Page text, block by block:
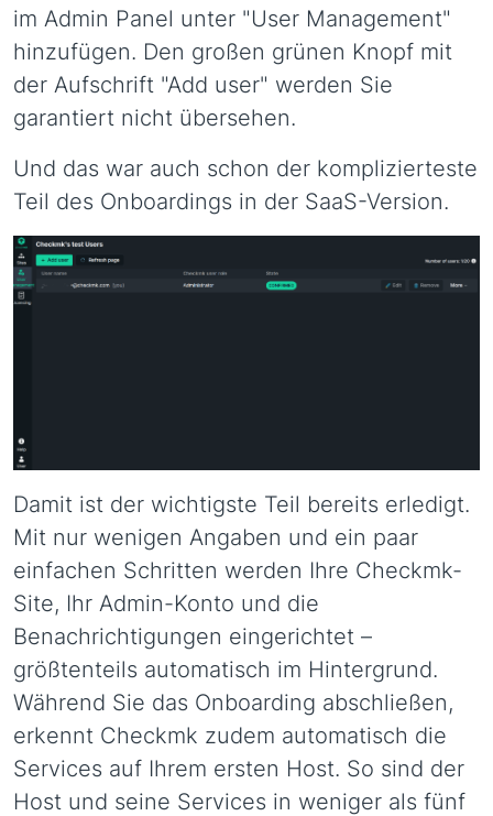
im Admin Panel unter "User Management"
hinzufügen. Den großen grünen Knopf mit
der Aufschrift "Add user" werden Sie
garantiert nicht übersehen.
Und das war auch schon der komplizierteste
Teil des Onboardings in der SaaS-Version.
Damit ist der wichtigste Teil bereits erledigt.
Mit nur wenigen Angaben und ein paar
einfachen Schritten werden Ihre Checkmk-
Site, Ihr Admin-Konto und die
Benachrichtigungen eingerichtet –
größtenteils automatisch im Hintergrund.
Während Sie das Onboarding abschließen,
erkennt Checkmk zudem automatisch die
Services auf Ihrem ersten Host. So sind der
Host und seine Services in weniger als fünf